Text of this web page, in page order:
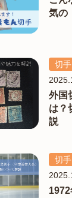
気の
切手
外国
は？
説
切手